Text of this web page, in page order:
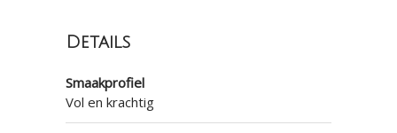
Details
Smaakprofiel
Vol en krachtig